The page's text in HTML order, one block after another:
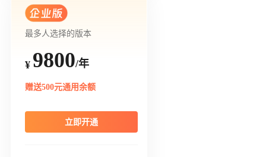
最多人选择的版本
¥ 9800/年
赠送500元通用余额
立即开通